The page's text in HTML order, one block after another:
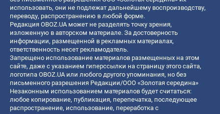
использовать, они не подлежат дальнейшему воспроизводству,
переводу, распространению в любой форме.
Редакция OBOZ.UA может не разделять точку зрения,
изложенную в авторском материале. За достоверность
информации, размещенной в рекламных материалах,
ответственность несет рекламодатель.
Запрещено использование материалов размещенных на этом
сайте, даже с указанием гиперссылки на страницу этого сайта,
логотипа OBOZ.UA или любого другого упоминания, но без
письменного разрешения Редакции/ООО «Золотая середина»
Незаконным использованием материалов будет считаться:
любое копирование, публикация, перепечатка, последующее
распространение, использование, переработка с